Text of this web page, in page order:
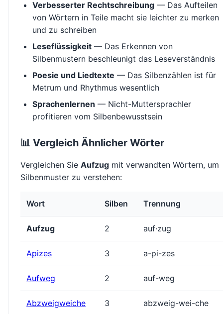
Verbesserter Rechtschreibung — Das Aufteilen
von Wörtern in Teile macht sie leichter zu merken
und zu schreiben
Leseflüssigkeit — Das Erkennen von
Silbenmustern beschleunigt das Leseverständnis
Poesie und Liedtexte — Das Silbenzählen ist für
Metrum und Rhythmus wesentlich
Sprachenlernen — Nicht-Muttersprachler
profitieren vom Silbenbewusstsein
📊 Vergleich Ähnlicher Wörter
Vergleichen Sie Aufzug mit verwandten Wörtern, um
Silbenmuster zu verstehen:
Wort Silben Trennung
Aufzug 2 auf·zug
Apizes 3 a-pi-zes
Aufweg 2 auf-weg
Abzweigweiche 3 abzweig-wei-che